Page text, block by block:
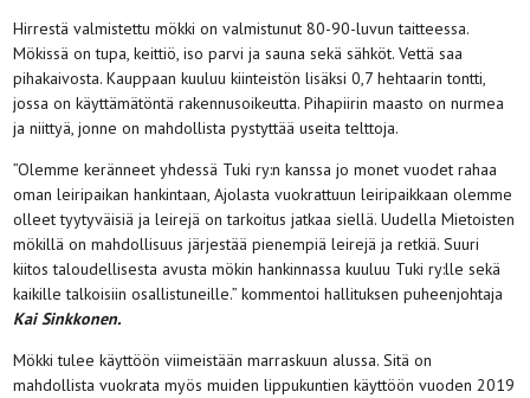
Hirrestä valmistettu mökki on valmistunut 80-90-luvun taitteessa.
Mökissä on tupa, keittiö, iso parvi ja sauna sekä sähköt. Vettä saa
pihakaivosta. Kauppaan kuuluu kiinteistön lisäksi 0,7 hehtaarin tontti,
jossa on käyttämätöntä rakennusoikeutta. Pihapiirin maasto on nurmea
ja niittyä, jonne on mahdollista pystyttää useita telttoja.
”Olemme keränneet yhdessä Tuki ry:n kanssa jo monet vuodet rahaa
oman leiripaikan hankintaan, Ajolasta vuokrattuun leiripaikkaan olemme
olleet tyytyväisiä ja leirejä on tarkoitus jatkaa siellä. Uudella Mietoisten
mökillä on mahdollisuus järjestää pienempiä leirejä ja retkiä. Suuri
kiitos taloudellisesta avusta mökin hankinnassa kuuluu Tuki ry:lle sekä
kaikille talkoisiin osallistuneille.” kommentoi hallituksen puheenjohtaja
Kai Sinkkonen.
Mökki tulee käyttöön viimeistään marraskuun alussa. Sitä on
mahdollista vuokrata myös muiden lippukuntien käyttöön vuoden 2019